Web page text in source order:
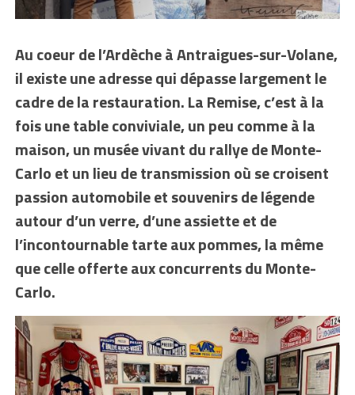
Au coeur de l’Ardèche à Antraigues-sur-Volane,
il existe une adresse qui dépasse largement le
cadre de la restauration. La Remise, c’est à la
fois une table conviviale, un peu comme à la
maison, un musée vivant du rallye de Monte-
Carlo et un lieu de transmission où se croisent
passion automobile et souvenirs de légende
autour d’un verre, d’une assiette et de
l’incontournable tarte aux pommes, la même
que celle offerte aux concurrents du Monte-
Carlo.